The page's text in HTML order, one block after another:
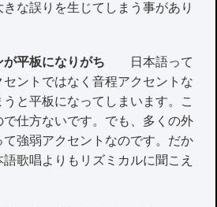
な誤りを生じてしまう事があり
が平板になりがち 日本語って
ントではなく音程アクセントな
と平板になってしまいます。こ
仕方ないです。でも、多くの外
強弱アクセントなのです。だか
歌唱よりもリズミカルに聞こえ